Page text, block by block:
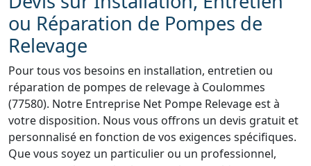
ou Réparation de Pompes de
Relevage
Pour tous vos besoins en installation, entretien ou
réparation de pompes de relevage à Coulommes
(77580). Notre Entreprise Net Pompe Relevage est à
votre disposition. Nous vous offrons un devis gratuit et
personnalisé en fonction de vos exigences spécifiques.
Que vous soyez un particulier ou un professionnel,